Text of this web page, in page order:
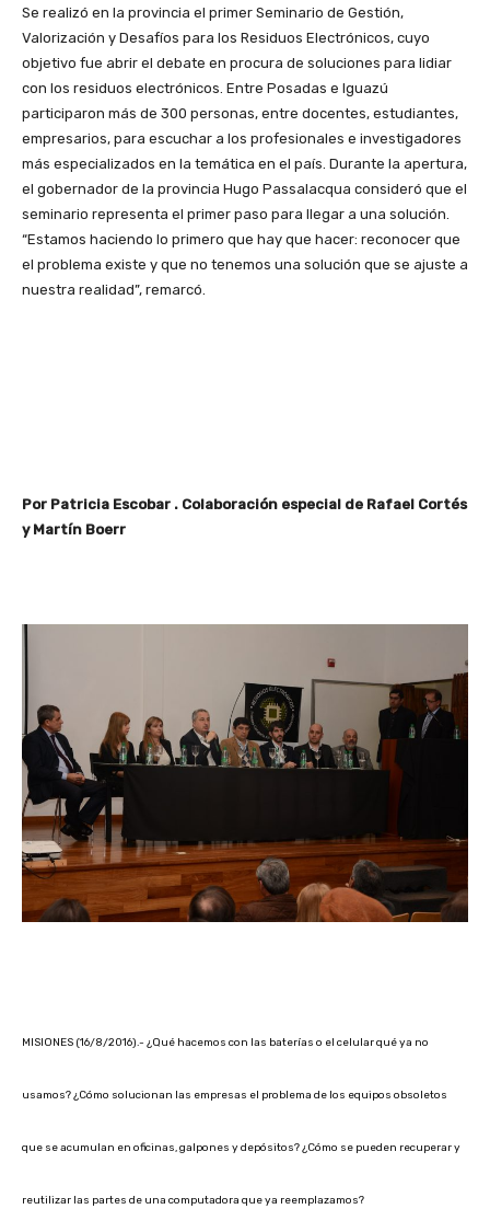
Se realizó en la provincia el primer Seminario de Gestión,
Valorización y Desafíos para los Residuos Electrónicos, cuyo
objetivo fue abrir el debate en procura de soluciones para lidiar
con los residuos electrónicos. Entre Posadas e Iguazú
participaron más de 300 personas, entre docentes, estudiantes,
empresarios, para escuchar a los profesionales e investigadores
más especializados en la temática en el país. Durante la apertura,
el gobernador de la provincia Hugo Passalacqua consideró que el
seminario representa el primer paso para llegar a una solución.
“Estamos haciendo lo primero que hay que hacer: reconocer que
el problema existe y que no tenemos una solución que se ajuste a
nuestra realidad”, remarcó.
Por Patricia Escobar . Colaboración especial de Rafael Cortés
y Martín Boerr
MISIONES (16/8/2016).- ¿Qué hacemos con las baterías o el celular qué ya no
usamos? ¿Cómo solucionan las empresas el problema de los equipos obsoletos
que se acumulan en oficinas, galpones y depósitos? ¿Cómo se pueden recuperar y
reutilizar las partes de una computadora que ya reemplazamos?